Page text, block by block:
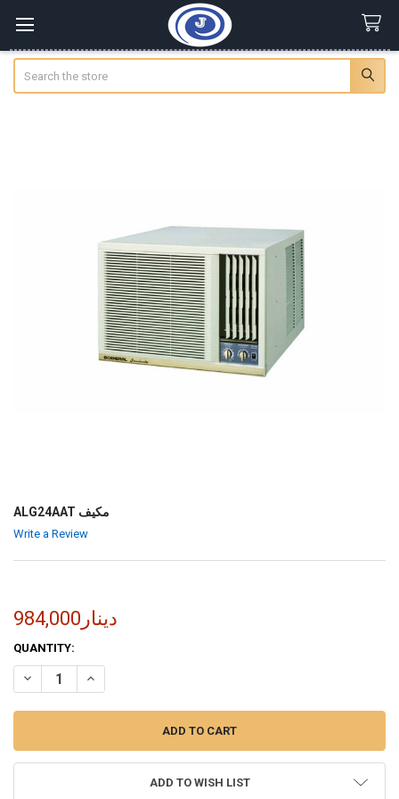
ALG24AAT مكيف
Write a Review
984,000دينار
CURRENT
STOCK:
QUANTITY:
ADD TO WISH LIST